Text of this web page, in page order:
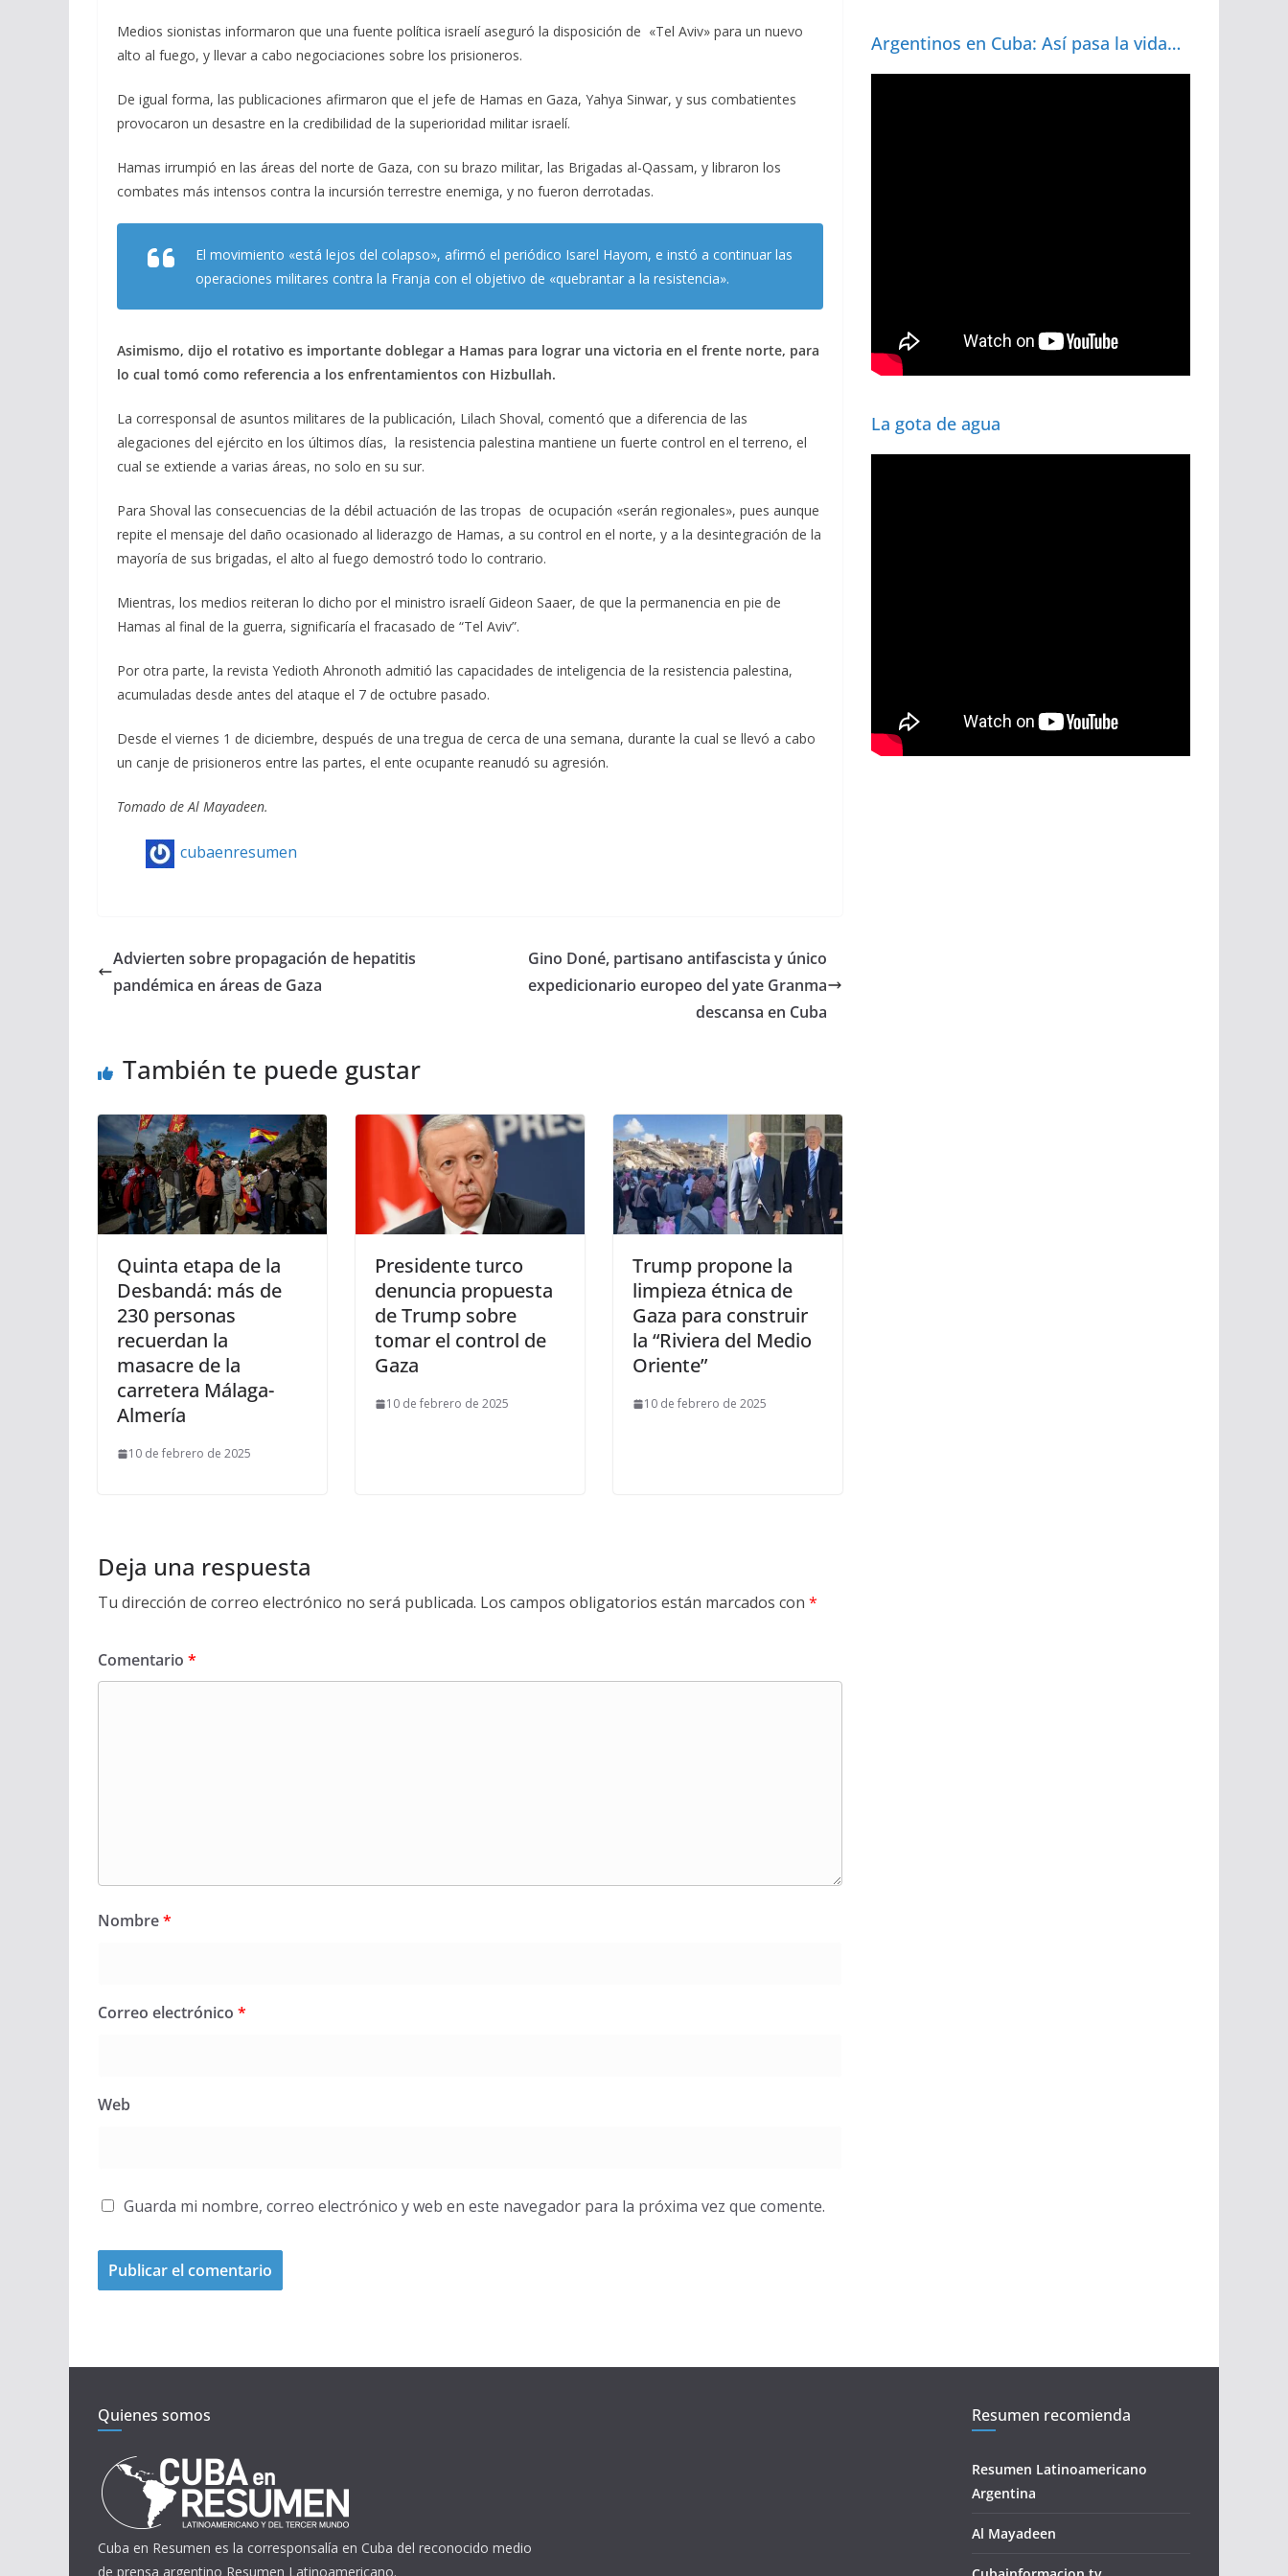
e
b
o
o
k
e
gr
a
m
at
s
A
p
p
ai
l
m
p
ar
ti
r
Medios sionistas informaron que una fuente política israelí aseguró la disposición de «Tel Aviv» para un nuevo
alto al fuego, y llevar a cabo negociaciones sobre los prisioneros.
De igual forma, las publicaciones afirmaron que el jefe de Hamas en Gaza, Yahya Sinwar, y sus combatientes
provocaron un desastre en la credibilidad de la superioridad militar israelí.
Hamas irrumpió en las áreas del norte de Gaza, con su brazo militar, las Brigadas al-Qassam, y libraron los
combates más intensos contra la incursión terrestre enemiga, y no fueron derrotadas.
El movimiento «está lejos del colapso», afirmó el periódico Isarel Hayom, e instó a continuar las
operaciones militares contra la Franja con el objetivo de «quebrantar a la resistencia».
Asimismo, dijo el rotativo es importante doblegar a Hamas para lograr una victoria en el frente norte, para
lo cual tomó como referencia a los enfrentamientos con Hizbullah.
La corresponsal de asuntos militares de la publicación, Lilach Shoval, comentó que a diferencia de las
alegaciones del ejército en los últimos días, la resistencia palestina mantiene un fuerte control en el terreno, el
cual se extiende a varias áreas, no solo en su sur.
Para Shoval las consecuencias de la débil actuación de las tropas de ocupación «serán regionales», pues aunque
repite el mensaje del daño ocasionado al liderazgo de Hamas, a su control en el norte, y a la desintegración de la
mayoría de sus brigadas, el alto al fuego demostró todo lo contrario.
Mientras, los medios reiteran lo dicho por el ministro israelí Gideon Saaer, de que la permanencia en pie de
Hamas al final de la guerra, significaría el fracasado de “Tel Aviv”.
Por otra parte, la revista Yedioth Ahronoth admitió las capacidades de inteligencia de la resistencia palestina,
acumuladas desde antes del ataque el 7 de octubre pasado.
Desde el viernes 1 de diciembre, después de una tregua de cerca de una semana, durante la cual se llevó a cabo
un canje de prisioneros entre las partes, el ente ocupante reanudó su agresión.
Tomado de Al Mayadeen.
cubaenresumen
Advierten sobre propagación de hepatitis
pandémica en áreas de Gaza
Gino Doné, partisano antifascista y único
expedicionario europeo del yate Granma
descansa en Cuba
También te puede gustar
Quinta etapa de la
Desbandá: más de
230 personas
recuerdan la
masacre de la
carretera Málaga-
Almería
10 de febrero de 2025
Presidente turco
denuncia propuesta
de Trump sobre
tomar el control de
Gaza
10 de febrero de 2025
Trump propone la
limpieza étnica de
Gaza para construir
la “Riviera del Medio
Oriente”
10 de febrero de 2025
Deja una respuesta
Tu dirección de correo electrónico no será publicada. Los campos obligatorios están marcados con *
Comentario *
Nombre*
Correo electrónico *
Web
Guarda mi nombre, correo electrónico y web en este navegador para la próxima vez que comente.
Argentinos en Cuba: Así pasa la vida…
La gota de agua
Quienes somos
Cuba en Resumen es la corresponsalía en Cuba del reconocido medio
de prensa argentino Resumen Latinoamericano.
Resumen recomienda
Resumen Latinoamericano
Argentina
Al Mayadeen